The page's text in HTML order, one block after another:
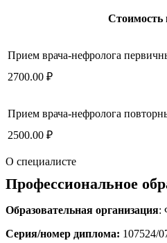
Стоимость
Прием врача-нефролога
2700.00 ₽
Прием врача-нефролога
2500.00 ₽
О специалисте
Профессиональное
Образовательная организация:
Серия/номер диплома: 107524/